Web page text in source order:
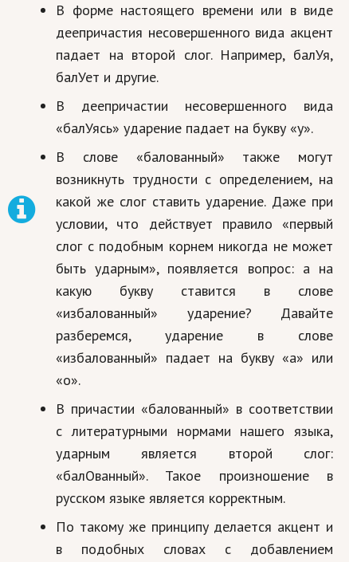
В форме настоящего времени или в виде
деепричастия несовершенного вида акцент
падает на второй слог. Например, балУя,
балУет и другие.
В деепричастии несовершенного вида
«балУясь» ударение падает на букву «у».
В слове «балованный» также могут
возникнуть трудности с определением, на
какой же слог ставить ударение. Даже при
условии, что действует правило «первый
слог с подобным корнем никогда не может
быть ударным», появляется вопрос: а на
какую букву ставится в слове
«избалованный» ударение? Давайте
разберемся, ударение в слове
«избалованный» падает на букву «а» или
«о».
В причастии «балованный» в соответствии
с литературными нормами нашего языка,
ударным является второй слог:
«балОванный». Такое произношение в
русском языке является корректным.
По такому же принципу делается акцент и
в подобных словах с добавлением